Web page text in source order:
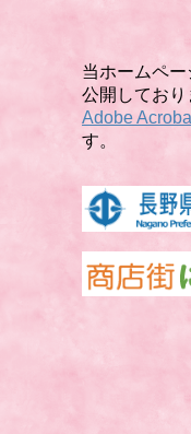
ー
当ホームペ
公開してお
Adobe
す。